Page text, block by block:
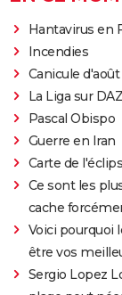
Hantavirus en
Incendies
Canicule d'août
La Liga sur
Pascal Obispo
Guerre en Iran
Carte de
Ce sont les
cache
Voici pourquoi
être vos
Sergio Lopez